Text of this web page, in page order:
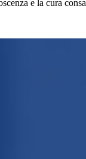
e la cura